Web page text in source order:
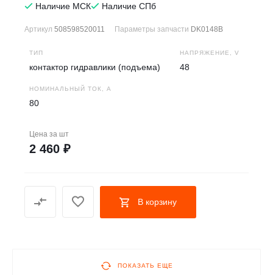
Наличие МСК Наличие СПб
Артикул 508598520011 Параметры запчасти DK0148B
ТИП
контактор гидравлики (подъема)
НАПРЯЖЕНИЕ, V
48
НОМИНАЛЬНЫЙ ТОК, А
80
Цена за шт
2 460 ₽
В корзину
ПОКАЗАТЬ ЕЩЕ